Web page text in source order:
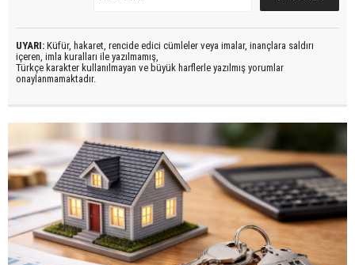
UYARI: Küfür, hakaret, rencide edici cümleler veya imalar, inançlara saldırı
içeren, imla kuralları ile yazılmamış,
Türkçe karakter kullanılmayan ve büyük harflerle yazılmış yorumlar
onaylanmamaktadır.